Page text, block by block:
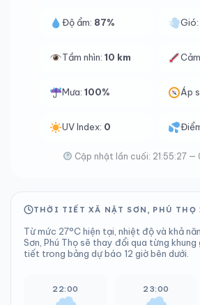
Độ ẩm: 87%
Tầm nhìn: 10 km
Mưa: 100% Áp
UV Index: 0
Cập nhật lần cuối: 21:55:27
THỜI TIẾT XÃ NẬT SƠN, PHÚ
Từ mức 27°C hiện tại, nhiệt độ và khả
Sơn, Phú Thọ sẽ thay đổi qua từng
tiết trong bảng dự báo 12 giờ bên dưới.
22:00 23:00